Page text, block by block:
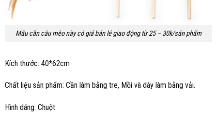
Mẫu cần câu mèo này có giá bán lẻ giao động từ 25 – 30k/sản phẩm
Kích thước: 40*62cm
Chất liệu sản phẩm: Cần làm bằng tre, Mồi và dây làm bằng vải.
Hình dáng: Chuột